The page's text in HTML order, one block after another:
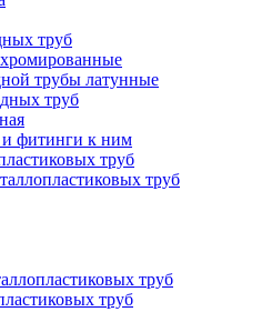
труб
трубы латунные
труб
и фитинги к ним
труб
труб
труб
труб